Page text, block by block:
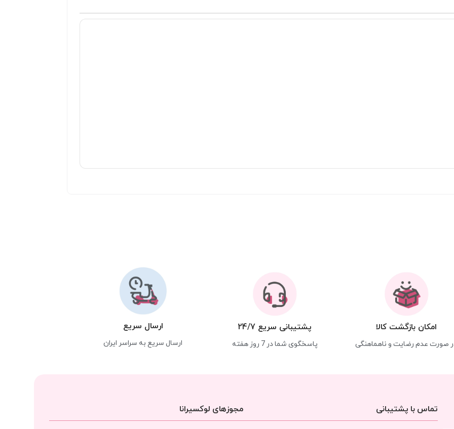
امکان بازگشت کالا
صورت عدم رضایت و ناهماهنگی
پشتیبانی سریع 24/7
پاسخگوی شما در 7 روز هفته
ارسال سریع
ارسال سریع به سراسر ایران
تماس با پشتیبانی مجوزهای لوکسیرانا